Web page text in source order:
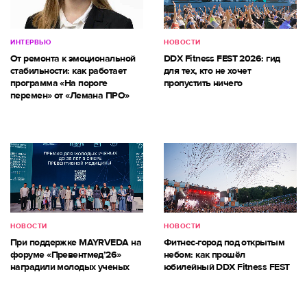
ИНТЕРВЬЮ
От ремонта к эмоциональной
стабильности: как работает
программа «На пороге
перемен» от «Лемана ПРО»
НОВОСТИ
DDX Fitness FEST 2026: гид
для тех, кто не хочет
пропустить ничего
НОВОСТИ
При поддержке MAYRVEDA на
форуме «Превентмед’26»
наградили молодых ученых
НОВОСТИ
Фитнес-город под открытым
небом: как прошёл
юбилейный DDX Fitness FEST